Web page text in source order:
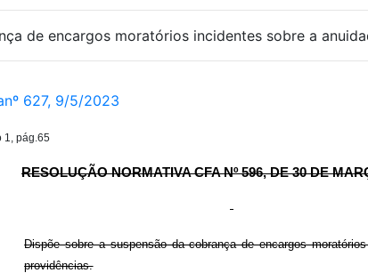
de encargos moratórios incidentes sobre a
627, 9/5/2023
1, pág.65
RESOLUÇÃO NORMATIVA CFA Nº 596, DE 30 DE
Dispõe sobre a suspensão da cobrança de encargos
providências.